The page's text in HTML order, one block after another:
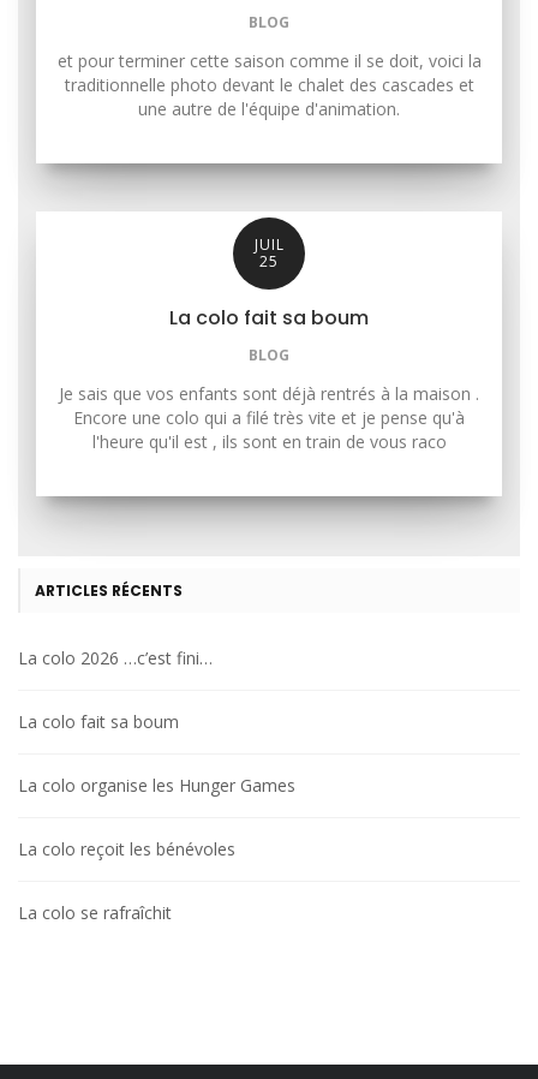
BLOG
et pour terminer cette saison comme il se doit, voici la
traditionnelle photo devant le chalet des cascades et
une autre de l'équipe d'animation.
JUIL
25
La colo fait sa boum
BLOG
Je sais que vos enfants sont déjà rentrés à la maison .
Encore une colo qui a filé très vite et je pense qu'à
l'heure qu'il est , ils sont en train de vous raco
ARTICLES RÉCENTS
La colo 2026 …c’est fini…
La colo fait sa boum
La colo organise les Hunger Games
La colo reçoit les bénévoles
La colo se rafraîchit